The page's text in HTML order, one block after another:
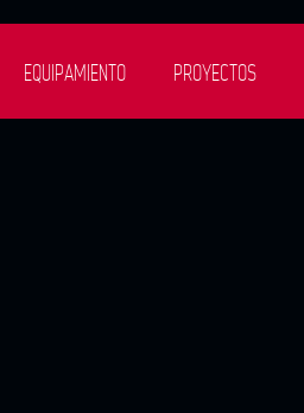
EQUIPAMIENTO PROYECTOS